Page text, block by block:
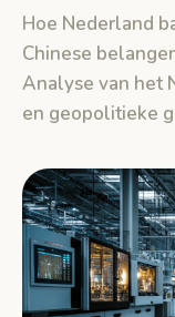
Hoe Nederland
Chinese
Analyse van het
en geopolitieke